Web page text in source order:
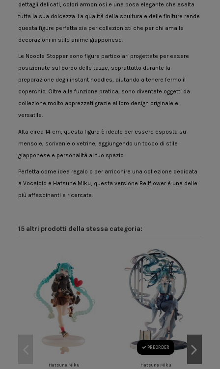
dettagli delicati, colori armoniosi e una posa elegante che esalta
tutta la sua dolcezza. La qualità della scultura e delle finiture rende
questa figure perfetta sia per collezionisti che per chi ama le
decorazioni in stile anime giapponese.
Le Noodle Stopper sono figure particolari progettate per essere
posizionate sul bordo delle tazze, soprattutto durante la
preparazione degli instant noodles, aiutando a tenere fermo il
coperchio. Oltre alla funzione pratica, sono diventate oggetti da
collezione molto apprezzati grazie al loro design originale e
versatile.
Alta circa 14 cm, questa figura è ideale per essere esposta su
mensole, scrivanie o vetrine, aggiungendo un tocco di stile
giapponese e personalità al tuo spazio.
Perfetta come idea regalo o per arricchire una collezione dedicata
a Vocaloid e Hatsune Miku, questa versione Bellflower è una delle
più affascinanti e ricercate.
15 altri prodotti della stessa categoria:
Hatsune Miku
PREORDER
Hatsune Miku